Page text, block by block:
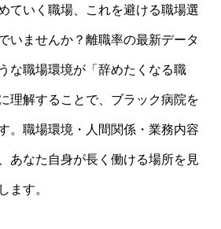
ていく職場、これを避ける職場選
いませんか？離職率の最新データ
な職場環境が「辞めたくなる職
理解することで、ブラック病院を
。職場環境・人間関係・業務内容
あなた自身が長く働ける場所を見
ます。